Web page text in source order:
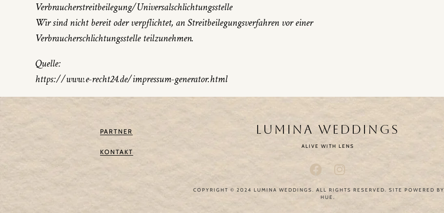
Verbraucherstreitbeilegung/Universalschlichtungsstelle
Wir sind nicht bereit oder verpflichtet, an Streitbeilegungsverfahren vor einer
Verbraucherschlichtungsstelle teilzunehmen.
Quelle:
https://www.e-recht24.de/impressum-generator.html
PARTNER
KONTAKT
LUMINA WEDDINGS
ALIVE WITH LENS
COPYRIGHT © 2024 LUMINA WEDDINGS. ALL RIGHTS RESERVED. SITE POWERED BY
HUE.